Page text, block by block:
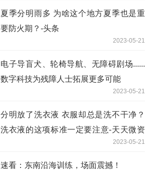
夏季分明雨多 为啥这个地方夏季也是重
要防火期？-头条
2023-05-21
电子导盲犬、轮椅导航、无障碍剧场......
数字科技为残障人士拓展更多可能
2023-05-21
分明放了洗衣液 衣服却总是洗不干净？
洗衣液的这项标准一定要注意-天天微资
2023-05-21
速看：东南沿海训练，场面震撼！